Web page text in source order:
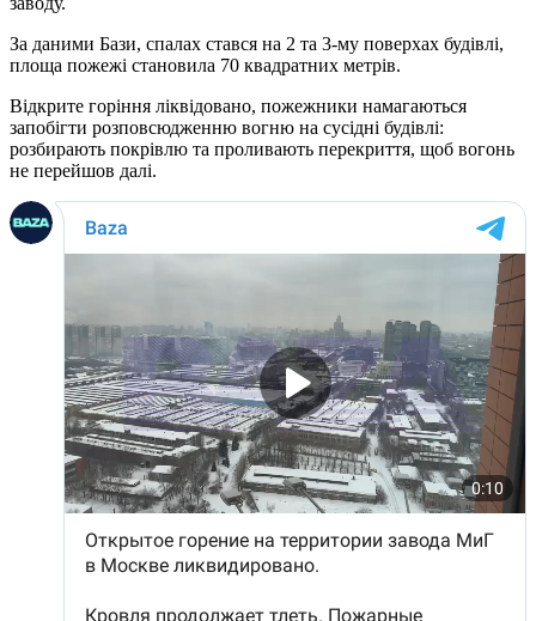
За даними Бази, спалах стався на 2 та 3-му поверхах будівлі,
площа пожежі становила 70 квадратних метрів.
Відкрите горіння ліквідовано, пожежники намагаються
запобігти розповсюдженню вогню на сусідні будівлі:
розбирають покрівлю та проливають перекриття, щоб вогонь
не перейшов далі.